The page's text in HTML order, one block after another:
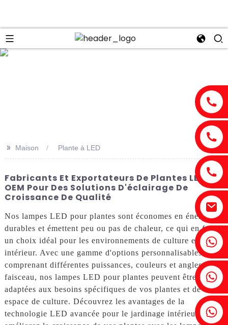
Fenia : +86 18607525299
Lierre : +86 18607522355
Tobin : +86 18818667168
>> Maison Plante à LED
Fabricants Et Exportateurs De Plantes LED
OEM Pour Des Solutions D'éclairage De
Croissance De Qualité
Nos lampes LED pour plantes sont économes en énergie,
durables et émettent peu ou pas de chaleur, ce qui en fait
un choix idéal pour les environnements de culture en
intérieur. Avec une gamme d'options personnalisables
comprenant différentes puissances, couleurs et angles de
faisceau, nos lampes LED pour plantes peuvent être
adaptées aux besoins spécifiques de vos plantes et de votre
espace de culture. Découvrez les avantages de la
technologie LED avancée pour le jardinage intérieur et